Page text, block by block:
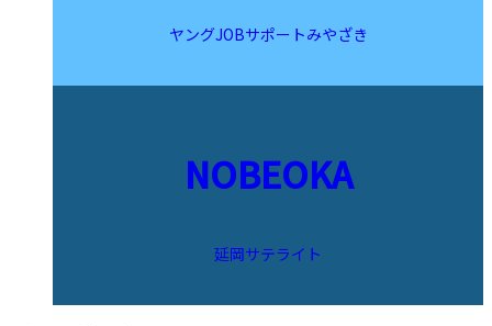
ヤングJOBサポートみやざき
NOBEOKA
延岡サテライト